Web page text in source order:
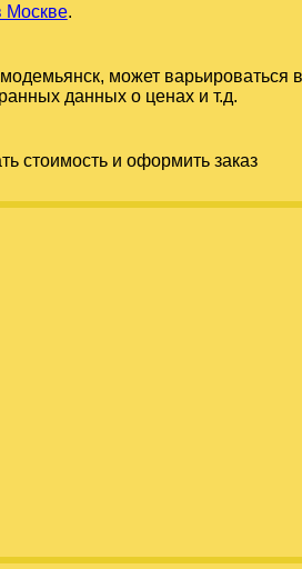
Москве.
, может варьироваться
данных о ценах и т.д.
стоимость и оформить заказ